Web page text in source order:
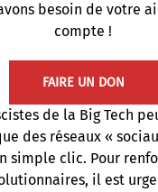
besoin de votre
compte !
FAIRE UN DON
de la Big Tech
des réseaux «
simple clic. Pour
il est